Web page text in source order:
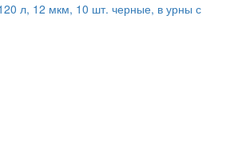
л, 12 мкм, 10 шт. черные, в урны с